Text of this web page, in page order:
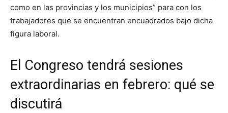
como en las provincias y los municipios” para con los
trabajadores que se encuentran encuadrados bajo dicha
figura laboral.
El Congreso tendrá sesiones
extraordinarias en febrero: qué se
discutirá